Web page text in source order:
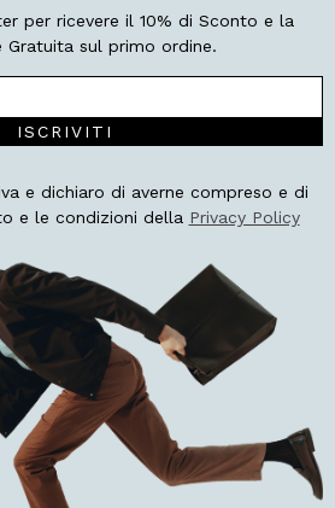
per ricevere il 10% di Sconto e la
Gratuita sul primo ordine.
ISCRIVITI
e dichiaro di averne compreso e di
e le condizioni della Privacy Policy